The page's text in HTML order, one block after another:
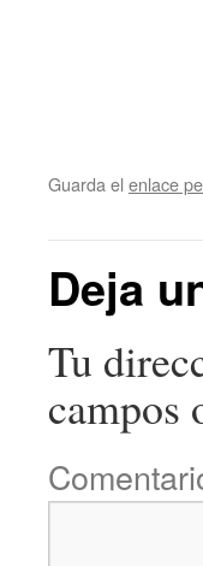
Guarda el enlace
Deja
Tu
campos